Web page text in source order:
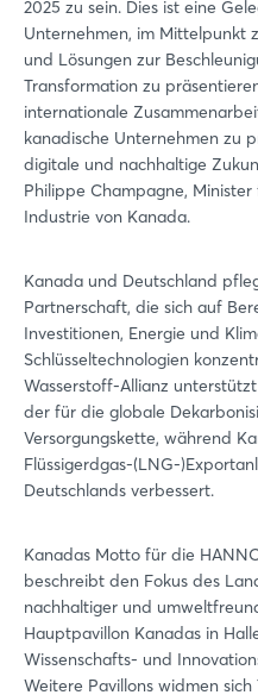
2025 zu sein. Dies ist eine
Unternehmen, im Mittelpunkt
und Lösungen zur
Transformation zu
internationale
kanadische Unternehmen zu
digitale und nachhaltige
Philippe Champagne,
Industrie von Kanada.
Kanada und Deutschland
Partnerschaft, die sich auf
Investitionen, Energie und
Schlüsseltechnologien
Wasserstoff-Allianz
der für die globale
Versorgungskette, während
Flüssigerdgas-(LNG-
Deutschlands verbessert.
Kanadas Motto für die
beschreibt den Fokus des
nachhaltiger und
Hauptpavillon Kanadas in
Wissenschafts- und
Weitere Pavillons widmen